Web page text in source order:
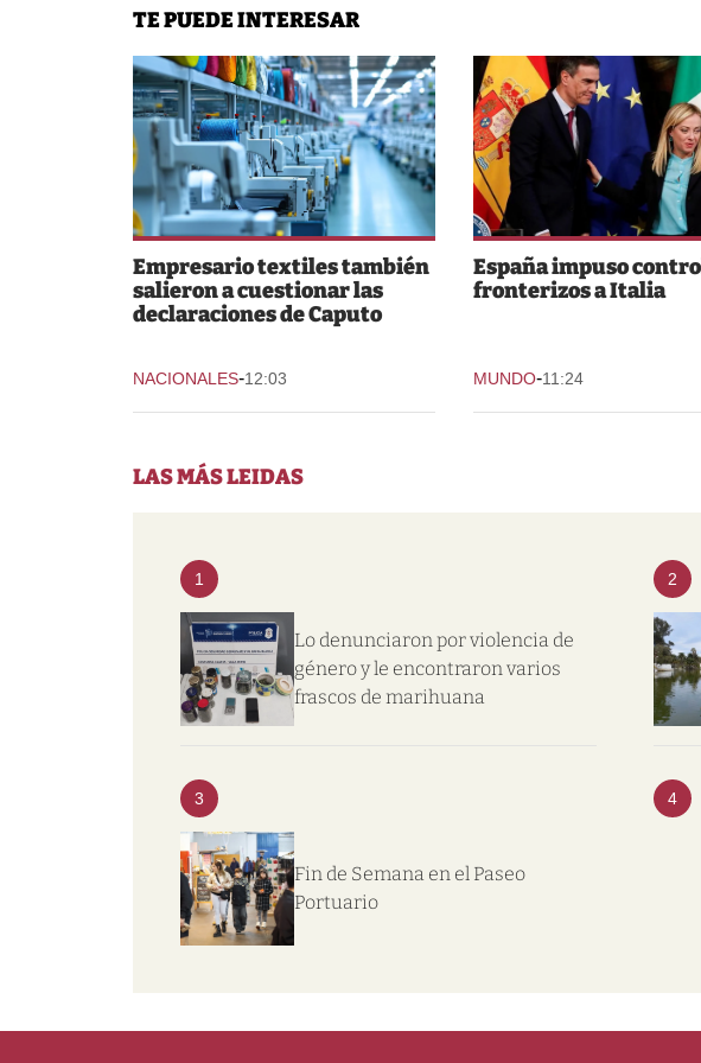
TE PUEDE INTERESAR
Empresario textiles también
salieron a cuestionar las
declaraciones de Caputo
NACIONALES-12:03
España impuso
fronterizos a Italia
MUNDO-11:24
LAS MÁS LEIDAS
1
Lo denunciaron por violencia de
género y le encontraron varios
frascos de marihuana
2
3
Fin de Semana en el Paseo
Portuario
4